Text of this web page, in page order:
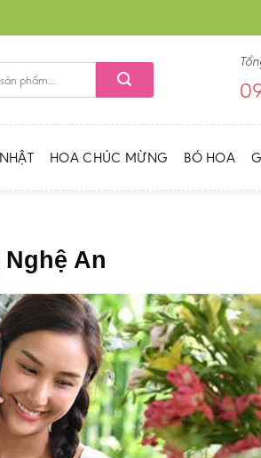
HOA CHÚC MỪNG BÓ HOA
An